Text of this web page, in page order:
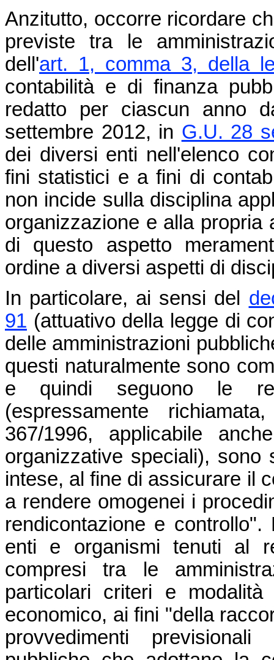
Anzitutto, occorre ricordare
previste tra le
dell'art. 1, comma 3, della
contabilità e di finanza
redatto per ciascun anno
settembre 2012, in G.U. 28
dei diversi enti nell'elenco
fini statistici e a fini di
non incide sulla disciplina
organizzazione e alla
di questo aspetto
ordine a diversi aspetti di
In particolare, ai sensi del
91 (attuativo della legge di
delle amministrazioni
questi naturalmente sono
e quindi seguono le
(espressamente
367/1996, applicabile
organizzative speciali),
intese, al fine di assicurare il
a rendere omogenei i
rendicontazione e
enti e organismi tenuti al
compresi tra le
particolari criteri e
economico, ai fini "della
provvedimenti